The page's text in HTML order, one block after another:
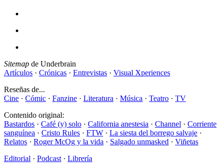
Sitemap de Underbrain
Artículos · Crónicas · Entrevistas · Visual Xperiences
Reseñas de...
Cine · Cómic · Fanzine · Literatura · Música · Teatro · TV
Contenido original:
Bastardos · Café (y) solo · California anestesia · Channel · Corriente
sanguínea · Cristo Rules · FTW · La siesta del borrego salvaje ·
Relatos · Roger McOg y la vida · Salgado unmasked · Viñetas
Editorial · Podcast · Librería